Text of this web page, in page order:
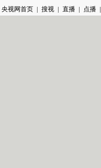
央视网首页 | 搜视 | 直播 | 点播 |